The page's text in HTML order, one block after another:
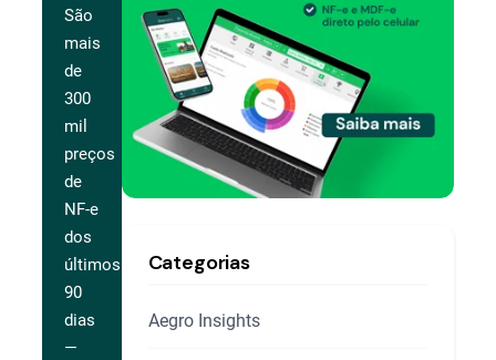
São
mais
de
300
mil
preços
de
NF-e
dos
últimos
90
dias
—
Categorias
Aegro Insights